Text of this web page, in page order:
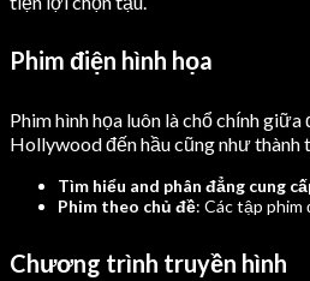
Phim điện hình họa
Phim hình họa luôn là chổ chính
Hollywood đến hầu cũng như thành
Tìm hiểu and phân đẳng cung
Phim theo chủ đề: Các tập
Chương trình truyền hình